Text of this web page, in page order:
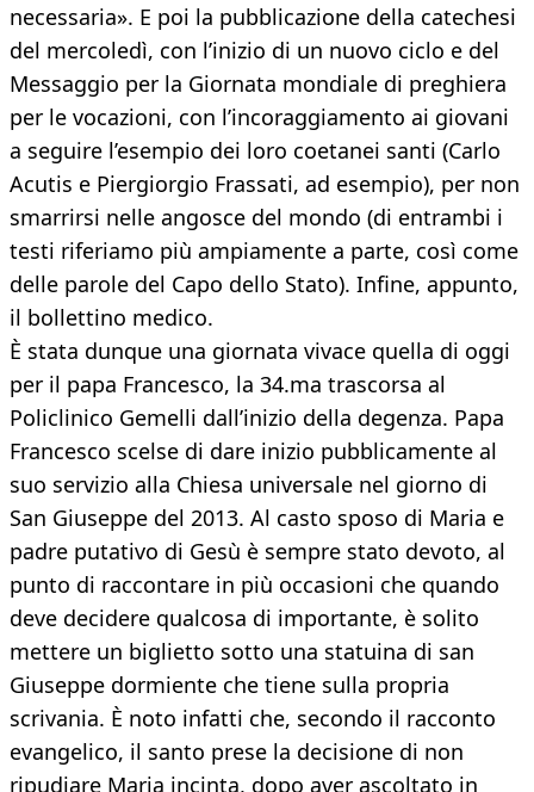
necessaria». E poi la pubblicazione della catechesi
del mercoledì, con l’inizio di un nuovo ciclo e del
Messaggio per la Giornata mondiale di preghiera
per le vocazioni, con l’incoraggiamento ai giovani
a seguire l’esempio dei loro coetanei santi (Carlo
Acutis e Piergiorgio Frassati, ad esempio), per non
smarrirsi nelle angosce del mondo (di entrambi i
testi riferiamo più ampiamente a parte, così come
delle parole del Capo dello Stato). Infine, appunto,
il bollettino medico.
È stata dunque una giornata vivace quella di oggi
per il papa Francesco, la 34.ma trascorsa al
Policlinico Gemelli dall’inizio della degenza. Papa
Francesco scelse di dare inizio pubblicamente al
suo servizio alla Chiesa universale nel giorno di
San Giuseppe del 2013. Al casto sposo di Maria e
padre putativo di Gesù è sempre stato devoto, al
punto di raccontare in più occasioni che quando
deve decidere qualcosa di importante, è solito
mettere un biglietto sotto una statuina di san
Giuseppe dormiente che tiene sulla propria
scrivania. È noto infatti che, secondo il racconto
evangelico, il santo prese la decisione di non
ripudiare Maria incinta, dopo aver ascoltato in